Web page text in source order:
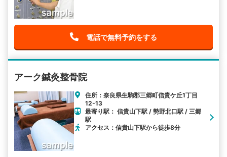
電話で無料予約をする
アーク鍼灸整骨院
住所：奈良県生駒郡三郷町信貴ケ丘1丁目
12-13
最寄り駅： 信貴山下駅 / 勢野北口駅 / 三郷
駅
アクセス：信貴山下駅から徒歩8分